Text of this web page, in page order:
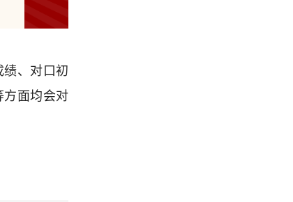
、对口初
面均会对